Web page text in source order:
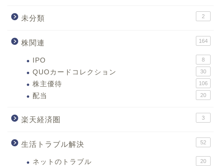
未分類 2
株関連 164
IPO 8
QUOカードコレクション 30
株主優待 106
配当 20
楽天経済圏 3
生活トラブル解決 52
ネットのトラブル 20